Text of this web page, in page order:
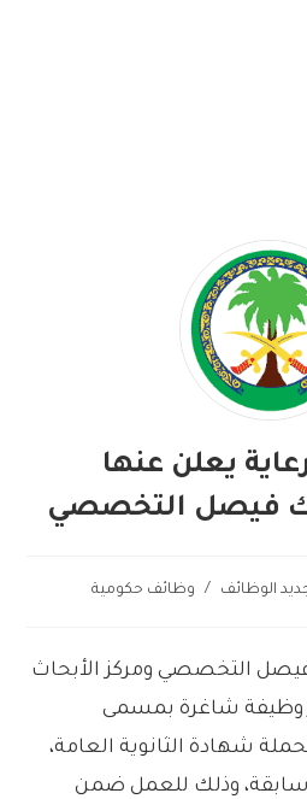
يعلن عنها
فيصل التخصصي
الوظائف / وظائف حكومية
التخصصي ومركز الأبحاث
وظيفة شاغرة بمسمى
شهادة الثانوية العامة،
سابقة، وذلك للعمل ضمن